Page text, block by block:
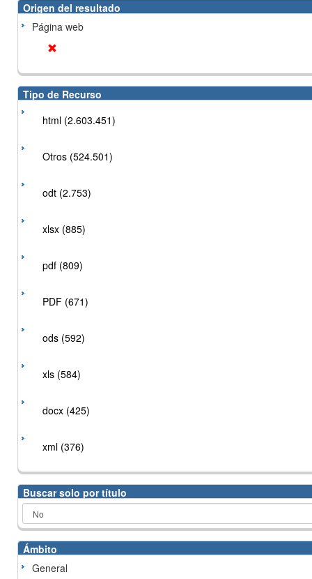
Origen del resultado
Página web
Tipo de Recurso
html (2.603.451)
Otros (524.501)
odt (2.753)
xlsx (885)
pdf (809)
PDF (671)
ods (592)
xls (584)
docx (425)
xml (376)
Buscar solo por título
Ámbito
General